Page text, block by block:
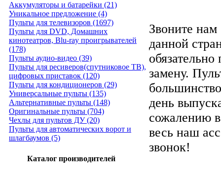
Аккумуляторы и батарейки (21)
Уникальное предложение (4)
Пульты для телевизоров (1697)
Пульты для DVD, Домашних
кинотеатров, Blu-ray проигрывателей
(178)
Пульты аудио-видео (39)
Пульты для ресиверов(спутниковое ТВ),
цифровых приставок (120)
Пульты для кондиционеров (29)
Универсальные пульты (135)
Альтернативные пульты (148)
Оригинальные пульты (704)
Чехлы для пультов ДУ (20)
Пульты для автоматических ворот и
шлагбаумов (5)
Каталог производителей
Звоните нам
данной
замену.
день
сожалению
весь наш
звонок!